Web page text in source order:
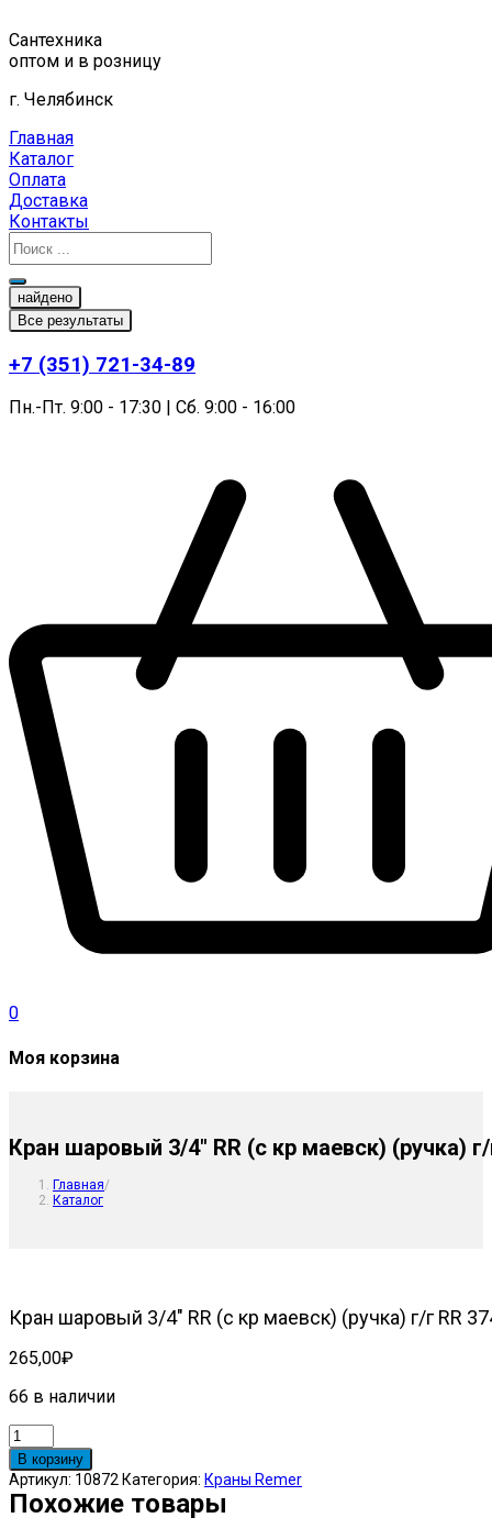
к
содержимому
Сантехника
оптом и в розницу
г. Челябинск
Главная
Каталог
Оплата
Доставка
Контакты
найдено
Все результаты
+7 (351) 721-34-89
Пн.-Пт. 9:00 - 17:30 | Сб. 9:00 - 16:00
0
Моя корзина
Кран шаровый 3/4″ RR (с кр маевск) (ручка) г/
Главная/
Каталог
Кран шаровый 3/4″ RR (с кр маевск) (ручка) г/г RR
265,00₽
66 в наличии
Количество
товара
Кран
шаровый
3/4"
В корзину
Артикул: 10872 Категория: Краны Remer
Похожие товары